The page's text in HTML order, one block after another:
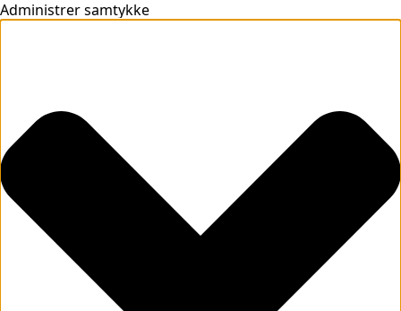
Administrer samtykke